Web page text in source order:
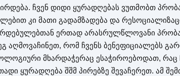
ჩვენ დიდი ყურადღებას ვუთმობთ
კი მათი გადამზადება და
ერთად არასრულწლოვანი
აღმოვაჩინეთ, რომ ჩვენს ბენეფიციალებს
მხარდაჭერაც ესაჭიროებოდათ,
ყურადღება შშმ პირებზე შევაჩერეთ. ამ